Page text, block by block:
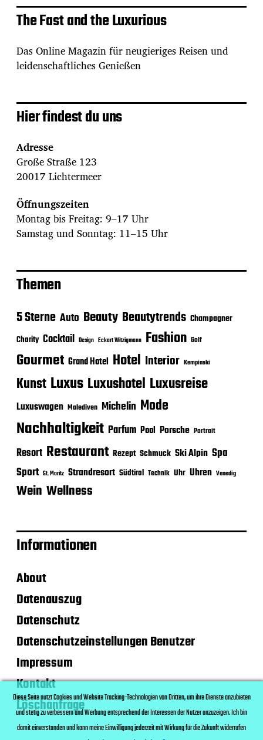
The Fast and the Luxurious
Das Online Magazin für neugieriges Reisen und
leidenschaftliches Genießen
Hier findest du uns
Adresse
Große Straße 123
20017 Lichtermeer
Öffnungszeiten
Montag bis Freitag: 9–17 Uhr
Samstag und Sonntag: 11–15 Uhr
Themen
5 Sterne Auto Beauty Beautytrends Champagner
Charity Cocktail Design Eckart Witzigmann Fashion Golf
Gourmet Grand Hotel Hotel Interior Kempinski
Kunst Luxus Luxushotel Luxusreise
Luxuswagen Malediven Michelin Mode
Nachhaltigkeit Parfum Pool Porsche Portrait
Resort Restaurant Rezept Schmuck Ski Alpin Spa
Sport St. Moritz Strandresort Südtirol Technik Uhr Uhren Venedig
Wein Wellness
Informationen
About
Datenauszug
Datenschutz
Datenschutzeinstellungen Benutzer
Impressum
Kontakt
Löschanfrage
Diese Seite nutzt Cookies und Website Tracking-Technologien von Dritten, um ihre Dienste anzubieten
und stetig zu verbessern und Werbung entsprechend der Interessen der Nutzer anzuzeigen. Ich bin
damit einverstanden und kann meine Einwilligung jederzeit mit Wirkung für die Zukunft widerrufen